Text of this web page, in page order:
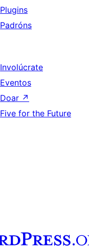
Plugins
Padróns
Involúcrate
Eventos
Doar ↗
Five for the Future